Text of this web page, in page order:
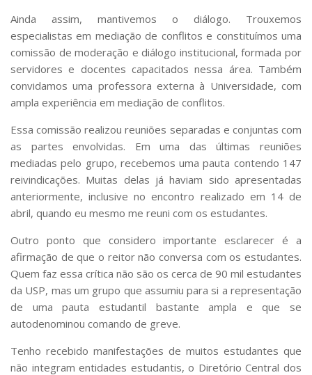
Ainda assim, mantivemos o diálogo. Trouxemos
especialistas em mediação de conflitos e constituímos uma
comissão de moderação e diálogo institucional, formada por
servidores e docentes capacitados nessa área. Também
convidamos uma professora externa à Universidade, com
ampla experiência em mediação de conflitos.
Essa comissão realizou reuniões separadas e conjuntas com
as partes envolvidas. Em uma das últimas reuniões
mediadas pelo grupo, recebemos uma pauta contendo 147
reivindicações. Muitas delas já haviam sido apresentadas
anteriormente, inclusive no encontro realizado em 14 de
abril, quando eu mesmo me reuni com os estudantes.
Outro ponto que considero importante esclarecer é a
afirmação de que o reitor não conversa com os estudantes.
Quem faz essa crítica não são os cerca de 90 mil estudantes
da USP, mas um grupo que assumiu para si a representação
de uma pauta estudantil bastante ampla e que se
autodenominou comando de greve.
Tenho recebido manifestações de muitos estudantes que
não integram entidades estudantis, o Diretório Central dos